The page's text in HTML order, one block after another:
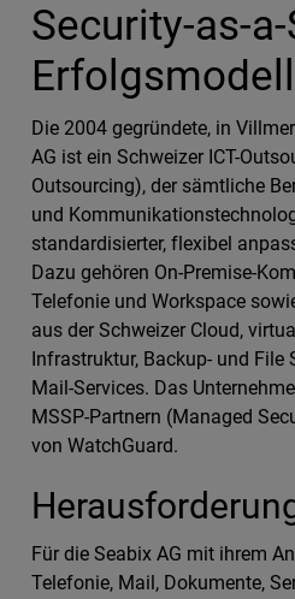
Security-as-
Erfolgsmodell
Die 2004 gegründete, in
AG ist ein Schweizer ICT-
Outsourcing), der sämtliche
und
standardisierter, flexibel
Dazu gehören On-Premise-
Telefonie und Workspace
aus der Schweizer Cloud,
Infrastruktur, Backup- und File
Mail-Services. Das
MSSP-Partnern (Managed
von WatchGuard.
Für die Seabix AG mit ihrem
Telefonie, Mail, Dokumente,